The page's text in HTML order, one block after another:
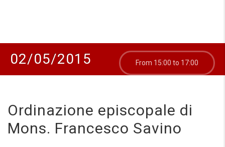
02/05/2015 From 15:00 to 17:00
Ordinazione episcopale di
Mons. Francesco Savino